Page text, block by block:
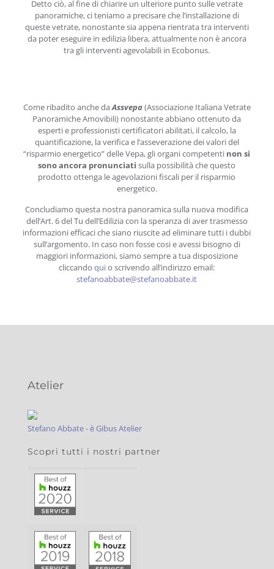
Detto ciò, al fine di chiarire un ulteriore punto sulle vetrate
panoramiche, ci teniamo a precisare che l’installazione di
queste vetrate, nonostante sia appena rientrata tra interventi
da poter eseguire in edilizia libera, attualmente non è ancora
tra gli interventi agevolabili in Ecobonus.
Come ribadito anche daAssvepa(Associazione Italiana Vetrate
Panoramiche Amovibili) nonostante abbiano ottenuto da
esperti e professionisti certificatori abilitati, il calcolo, la
quantificazione, la verifica e l’asseverazione dei valori del
“risparmio energetico” delle Vepa, gli organi competenti non si
sono ancora pronunciatisulla possibilità che questo
prodotto ottenga le agevolazioni fiscali per il risparmio
energetico.
Concludiamo questa nostra panoramica sulla nuova modifica
dell’Art. 6 del Tu dell’Edilizia con la speranza di aver trasmesso
informazioni efficaci che siano riuscite ad eliminare tutti i dubbi
sull’argomento. In caso non fosse cosi e avessi bisogno di
maggiori informazioni, siamo sempre a tua disposizione
cliccandoquio scrivendo all’indirizzo email:
stefanoabbate@stefanoabbate.it
Atelier
Stefano Abbate - è Gibus Atelier
Scopri tutti i nostri partner